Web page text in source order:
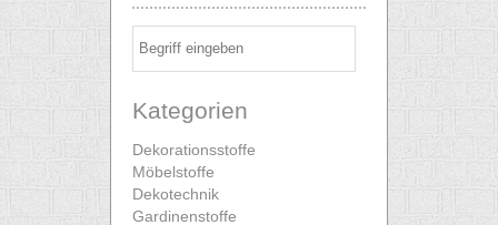
Kategorien
Dekorationsstoffe
Möbelstoffe
Dekotechnik
Gardinenstoffe